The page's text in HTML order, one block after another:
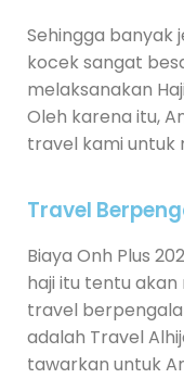
Sehingga banyak
kocek sangat
melaksanakan
Oleh karena itu,
travel kami untuk
Travel
Biaya Onh Plus
haji itu tentu
travel
adalah Travel
tawarkan untuk